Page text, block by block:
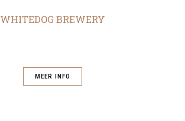
WHITEDOG BREWERY
MEER INFO